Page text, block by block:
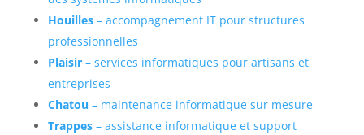
Houilles – accompagnement IT pour structures
professionnelles
Plaisir– services informatiques pour artisans et
entreprises
Chatou – maintenance informatique sur mesure
Trappes– assistance informatique et support